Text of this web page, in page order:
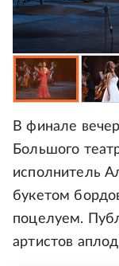
В финале
Большого
исполнитель
букетом
поцелуем.
артистов